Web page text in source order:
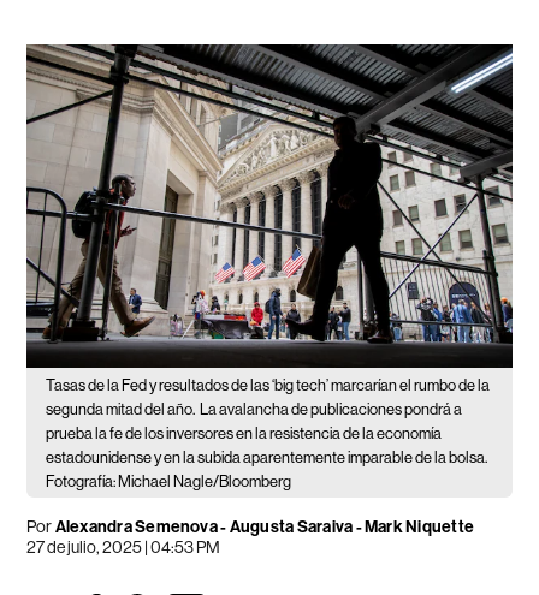
Tasas de la Fed y resultados de las ‘big tech’ marcarían el rumbo de la
segunda mitad del año.
La avalancha de publicaciones pondrá a
prueba la fe de los inversores en la resistencia de la economía
estadounidense y en la subida aparentemente imparable de la bolsa.
Fotografía: Michael Nagle/Bloomberg
PorAlexandra Semenova - Augusta Saraiva - Mark Niquette
27 de julio, 2025 | 04:53 PM